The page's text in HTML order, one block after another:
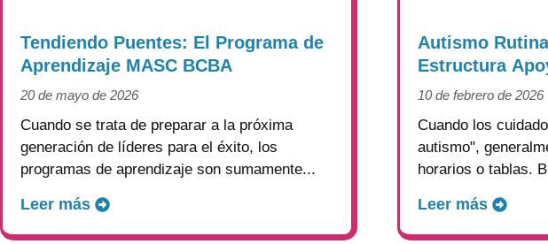
Tendiendo Puentes: El Programa de
Aprendizaje MASC BCBA
20 de mayo de 2026
Cuando se trata de preparar a la próxima
generación de líderes para el éxito, los
programas de aprendizaje son sumamente...
Leer más
Autismo
Estructura
Crear Rigidez
10 de febrero de 2026
Cuando los
autismo",
horarios o tablas.
Leer más